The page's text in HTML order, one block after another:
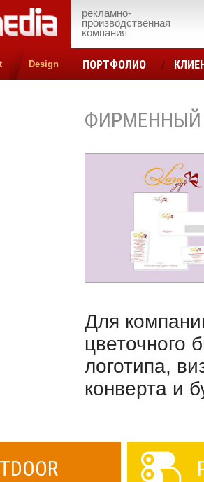
рекламно-
производственная
компания
Design ПОРТФОЛИО
ФИРМЕННЫЙ
Для
цветочного
логотипа,
конверта и